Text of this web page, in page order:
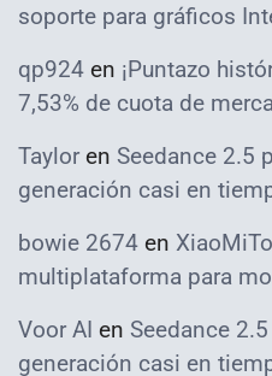
soporte para gráficos
qp924 en ¡Puntazo
7,53% de cuota de
Taylor en Seedance 2.5
generación casi en
bowie 2674 en
multiplataforma para
Voor AI en Seedance
generación casi en